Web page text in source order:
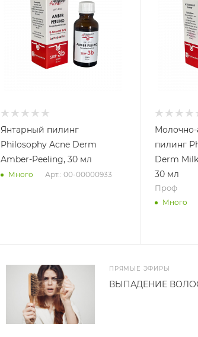
Янтарный пилинг
Philosophy Acne Derm
Amber-Peeling, 30 мл
Много Арт.: 00-00000933
пилинг
Derm
30 мл
Проф
Много
ПРЯМЫЕ ЭФИРЫ
ВЫПАДЕНИЕ